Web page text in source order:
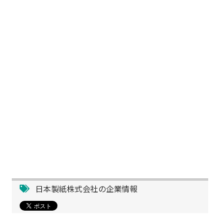
日本製紙株式会社の企業情報